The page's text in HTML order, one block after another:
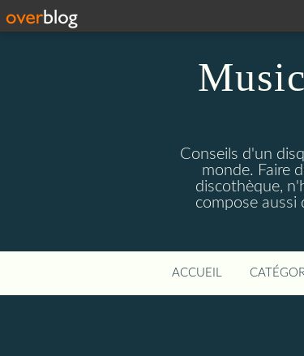
Conseils d'un
monde. Faire
discothèque,
compose aussi
ACCUEIL